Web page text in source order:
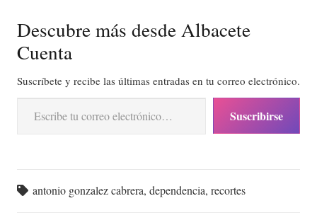
Descubre más desde Albacete
Cuenta
Suscríbete y recibe las últimas entradas en tu correo electrónico.
Escribe tu correo electrónico…
Suscribirse
antonio gonzalez cabrera,dependencia,recortes